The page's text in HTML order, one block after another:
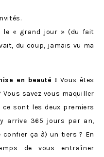
le « grand jour » (du fait
du coup, jamais vu ma
en beauté ! Vous êtes
savez vous maquiller
sont les deux premiers
arrive 365 jours par an,
confier ça à) un tiers ? En
de vous entraîner